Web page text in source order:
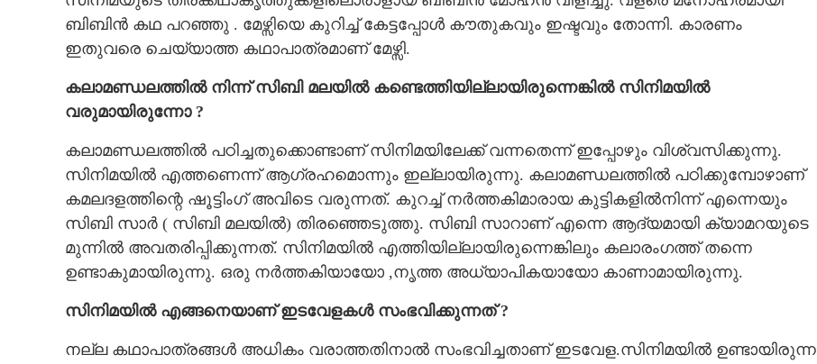
ബിബിൻ കഥ പറഞ്ഞു . മേഴ്സിയെ കുറിച്ച് കേട്ടപ്പോൾ കൗതുകവും ഇഷ്ടവും തോന്നി. കാരണം
ഇതുവരെ ചെയ്യാത്ത കഥാപാത്രമാണ് മേഴ്സി.
കലാമണ്ഡലത്തിൽ നിന്ന് സിബി മലയിൽ കണ്ടെത്തിയില്ലായിരുന്നെങ്കിൽ സിനിമയിൽ
വരുമായിരുന്നോ ?
കലാമണ്ഡലത്തിൽ പഠിച്ചതുക്കൊണ്ടാണ് സിനിമയിലേക്ക് വന്നതെന്ന് ഇപ്പോഴും വിശ്വസിക്കുന്നു.
സിനിമയിൽ എത്തണെന്ന് ആഗ്രഹമൊന്നും ഇല്ലായിരുന്നു. കലാമണ്ഡലത്തിൽ പഠിക്കുമ്പോഴാണ്
കമലദളത്തിന്റെ ഷൂട്ടിംഗ് അവിടെ വരുന്നത്. കുറച്ച് നർത്തകിമാരായ കുട്ടികളിൽനിന്ന് എന്നെയും
സിബി സാർ ( സിബി മലയിൽ) തിരഞ്ഞെടുത്തു. സിബി സാറാണ് എന്നെ ആദ്യമായി ക്യാമറയുടെ
മുന്നിൽ അവതരിപ്പിക്കുന്നത്. സിനിമയിൽ എത്തിയില്ലായിരുന്നെങ്കിലും കലാരംഗത്ത് തന്നെ
ഉണ്ടാകുമായിരുന്നു. ഒരു നർത്തകിയായോ ,നൃത്ത അധ്യാപികയായോ കാണാമായിരുന്നു.
സിനിമയിൽ എങ്ങനെയാണ് ഇടവേളകൾ സംഭവിക്കുന്നത് ?
നല്ല കഥാപാത്രങ്ങൾ അധികം വരാത്തതിനാൽ സംഭവിച്ചതാണ് ഇടവേള.സിനിമയിൽ ഉണ്ടായിരുന്ന